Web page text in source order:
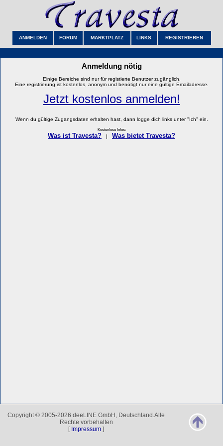
ANMELDEN FORUM MARKTPLATZ LINKS REGISTRIEREN
Anmeldung nötig
Einige Bereiche sind nur für registierte Benutzer zugänglich.
Eine registrierung ist kostenlos, anonym und benötigt nur eine gültige Emailadresse.
Jetzt kostenlos anmelden!
Wenn du gültige Zugangsdaten erhalten hast, dann logge dich links unter "Ich" ein.
Kostenlose Infos:
Was ist Travesta? Was bietet Travesta?
Copyright © 2005-2026 deeLINE GmbH, Deutschland.Alle
Rechte vorbehalten
[ Impressum ]